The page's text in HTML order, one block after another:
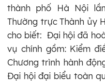
thành phố Hà Nội
Thường trực Thành ủy
cho biết: Đại hội đã
vụ chính gồm: Kiểm
Chương trình hành
Đại hội đại biểu toàn